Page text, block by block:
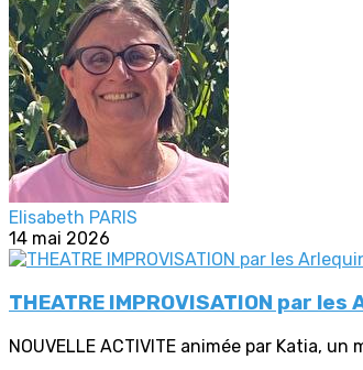
Elisabeth PARIS
14 mai 2026
THEATRE IMPROVISATION par
NOUVELLE ACTIVITE animée par Katia,